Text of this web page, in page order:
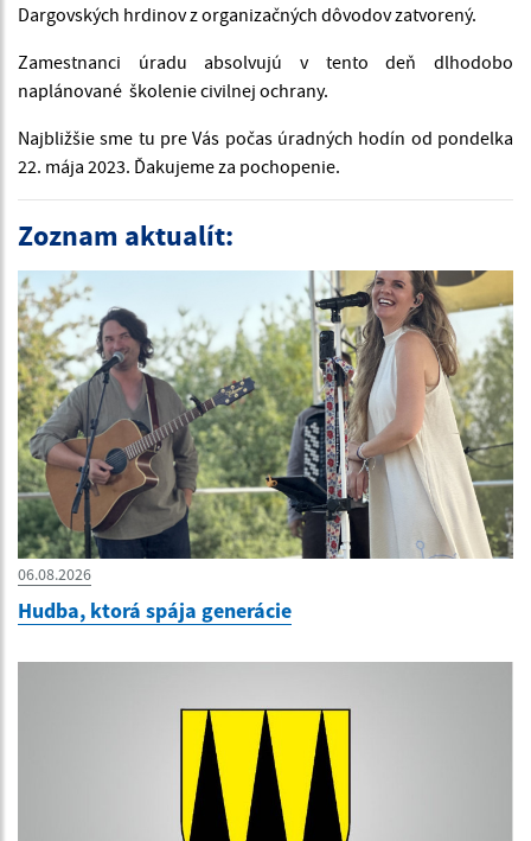
Dargovských hrdinov z organizačných dôvodov zatvorený.
Zamestnanci úradu absolvujú v tento deň dlhodobo
naplánované školenie civilnej ochrany.
Najbližšie sme tu pre Vás počas úradných hodín od pondelka
22. mája 2023. Ďakujeme za pochopenie.
Zoznam aktualít:
06.08.2026
Hudba, ktorá spája generácie